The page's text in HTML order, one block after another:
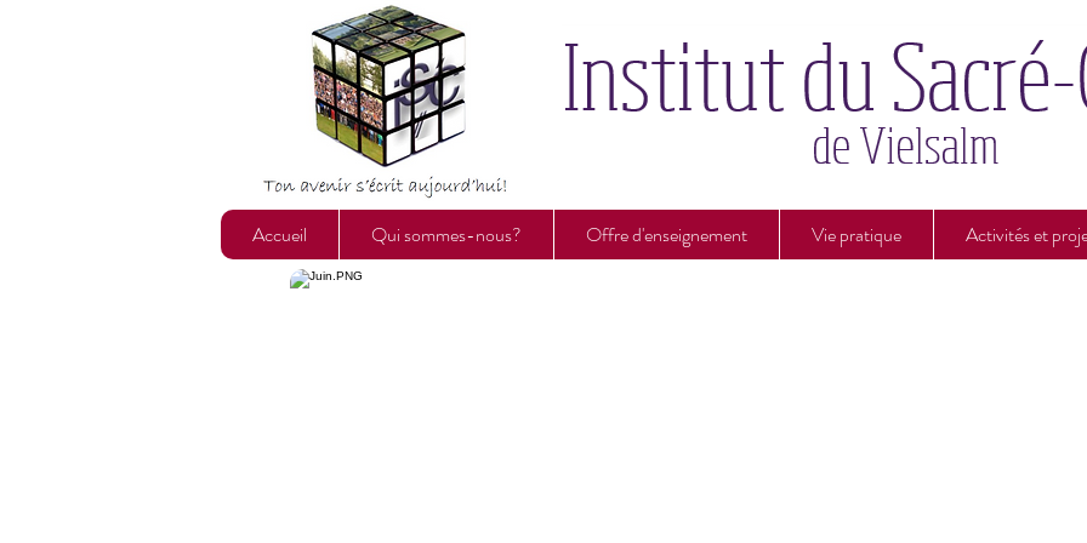
Accueil Qui sommes-nous? Offre d'enseignement Vie pratique Activités et